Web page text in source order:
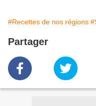
#Recettes de nos régions
Partager